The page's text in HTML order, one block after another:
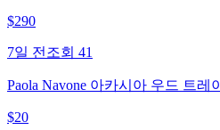
$290
7일 전 조회 41
Paola Navone 아카시아 우드 트레이
$20